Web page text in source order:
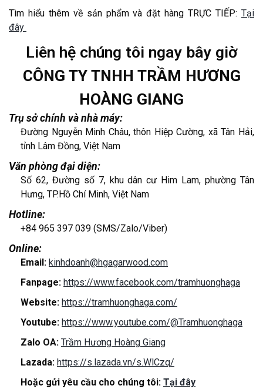
Tìm hiểu thêm về sản phẩm và đặt hàng TRỰC TIẾP: Tại
đây
Liên hệ chúng tôi ngay bây giờ
CÔNG TY TNHH TRẦM HƯƠNG
HOÀNG GIANG
Trụ sở chính và nhà máy:
Đường Nguyễn Minh Châu, thôn Hiệp Cường, xã Tân Hải,
tỉnh Lâm Đồng, Việt Nam
Văn phòng đại diện:
Số 62, Đường số 7, khu dân cư Him Lam, phường Tân
Hưng, TP.Hồ Chí Minh, Việt Nam
Hotline:
+84 965 397 039 (SMS/Zalo/Viber)
Online:
Email: kinhdoanh@hgagarwood.com
Fanpage: https://www.facebook.com/tramhuonghaga
Website: https://tramhuonghaga.com/
Youtube: https://www.youtube.com/@Tramhuonghaga
Zalo OA: Trầm Hương Hoàng Giang
Lazada: https://s.lazada.vn/s.WlCzq/
Hoặc gửi yêu cầu cho chúng tôi: Tại đây